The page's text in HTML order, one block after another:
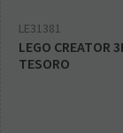
LE31381
LEGO CREATOR
TESORO